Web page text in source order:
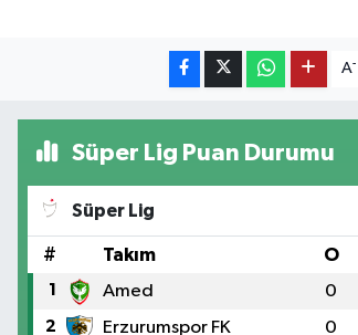
A-
Süper Lig Puan Durumu
Süper Lig
# Takım O
1 Amed 0
2 Erzurumspor FK 0